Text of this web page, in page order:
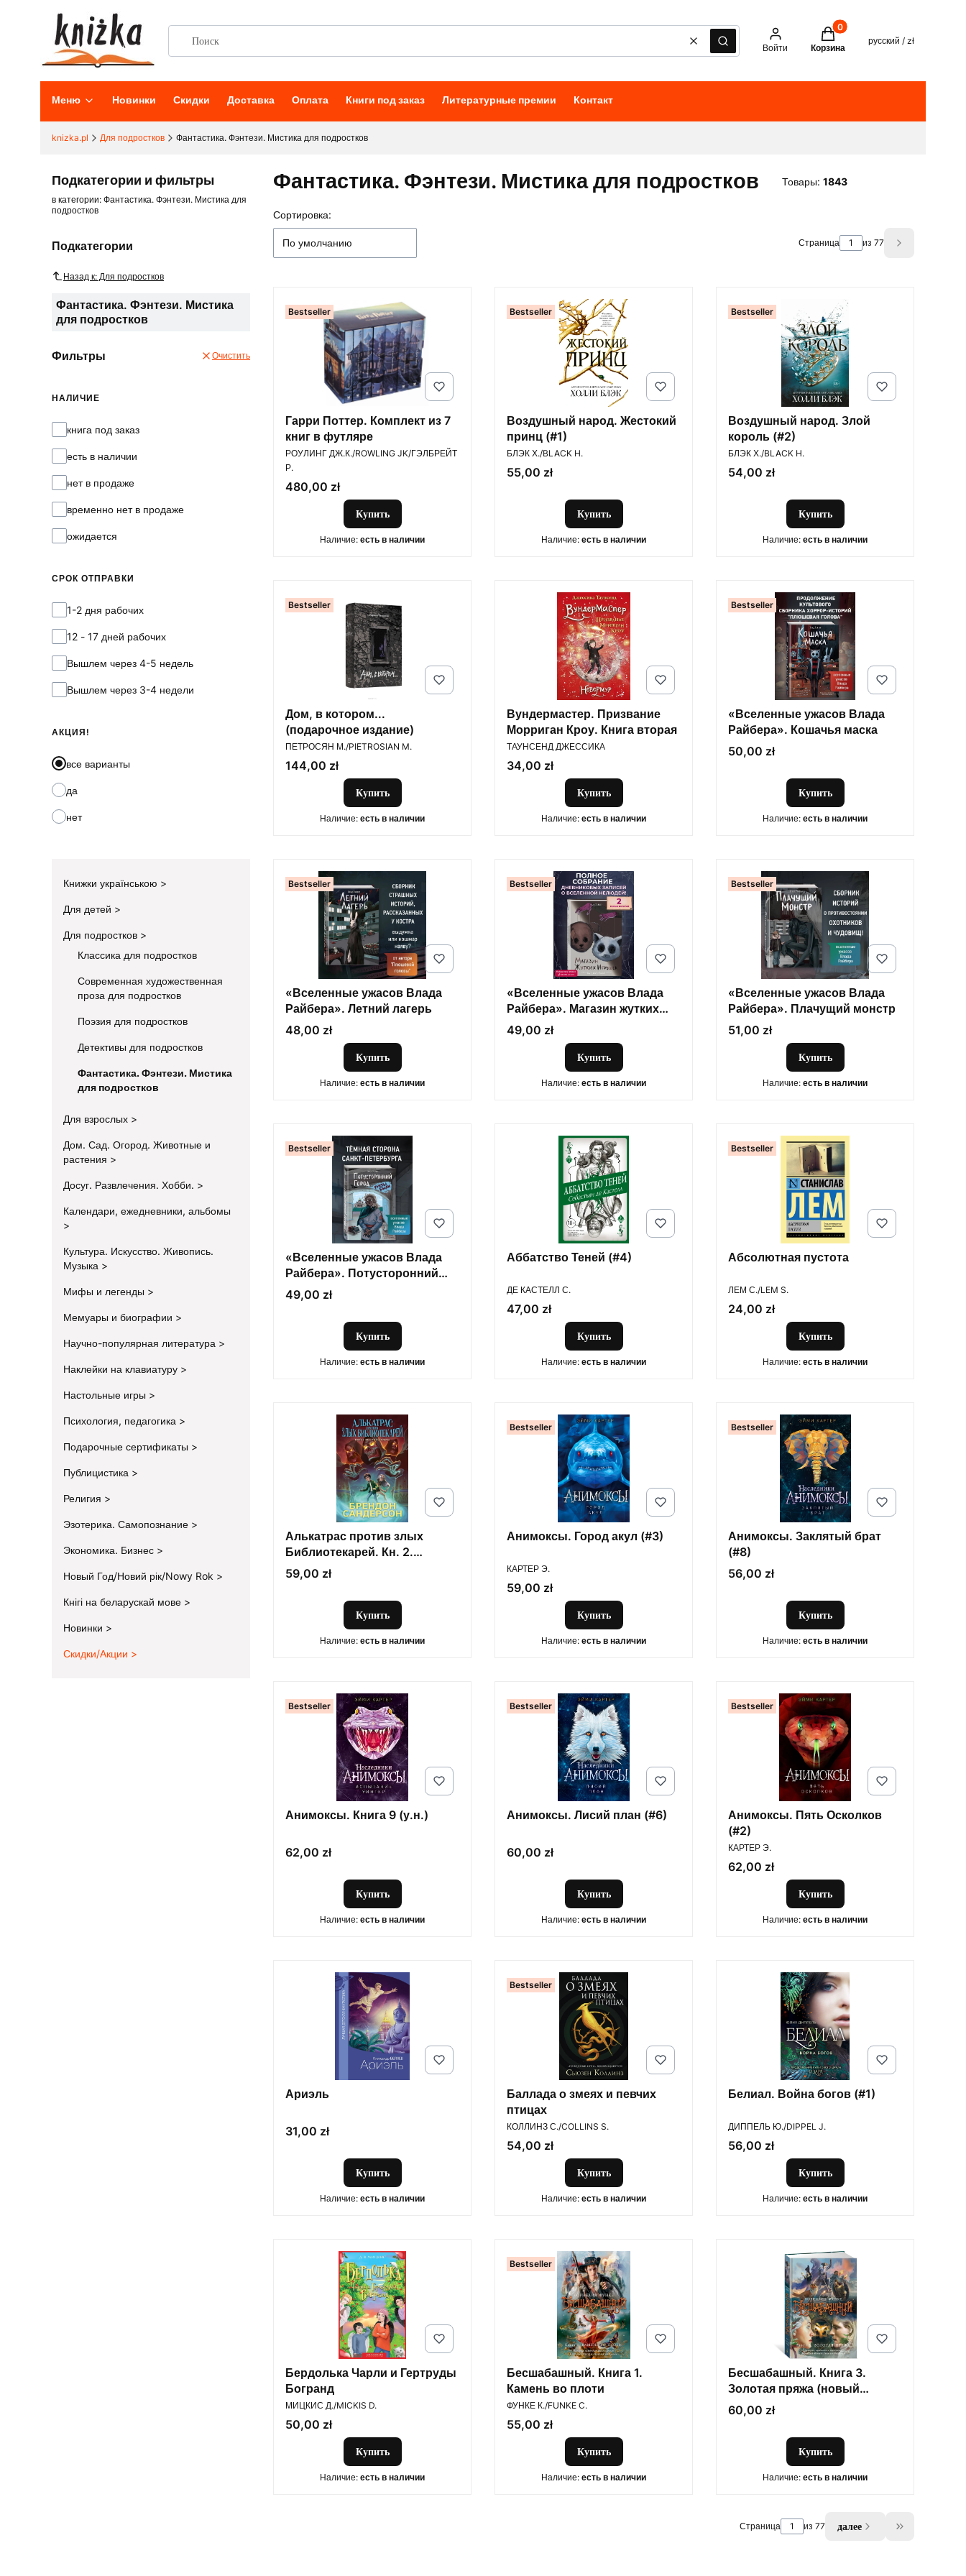
ОчиститьПоиск Войти
Товары в корзине: 0. See
Корзина
русский / zł
Меню Новинки Скидки Доставка Оплата Книги под заказ Литературные премии Контакт
knizka.pl Для подростков Фантастика. Фэнтези. Мистика для подростков
Подкатегории и фильтры
в категории: Фантастика. Фэнтези. Мистика для
подростков
Подкатегории
Назад к: Для подростков
Фантастика. Фэнтези. Мистика
для подростков
Фильтры Очистить
НАЛИЧИЕ
Наличие
книга под заказ
есть в наличии
нет в продаже
временно нет в продаже
ожидается
СРОК ОТПРАВКИ
Срок отправки
1-2 дня рабочих
12 - 17 дней рабочих
Вышлем через 4-5 недель
Вышлем через 3-4 недели
АКЦИЯ!
все варианты
да
нет
Книжки українською
Для детей
Для подростков
Классика для подростков
Современная художественная
проза для подростков
Поэзия для подростков
Детективы для подростков
Фантастика. Фэнтези. Мистика
для подростков
Для взрослых
Дом. Сад. Огород. Животные и
растения
Досуг. Развлечения. Хобби.
Календари, ежедневники, альбомы
Культура. Искусство. Живопись.
Музыка
Мифы и легенды
Мемуары и биографии
Научно-популярная литература
Наклейки на клавиатуру
Настольные игры
Психология, педагогика
Подарочные сертификаты
Публицистика
Религия
Эзотерика. Самопознание
Экономика. Бизнес
Новый Год/Новий рік/Nowy Rok
Кнігі на беларускай мове
Новинки
Скидки/Акции
Фантастика. Фэнтези. Мистика для подростков Товары: 1843
Список товаров
Сортировка:
По умолчанию Страница из 77 Next
Bestseller
Гарри Поттер. Комплект из 7
книг в футляре
ПРОИЗВОДИТЕЛЬ
РОУЛИНГ ДЖ.К./ROWLING JK/ГЭЛБРЕЙТ
Р.
Цена
480,00 zł
Купить
Наличие: есть в наличии
Bestseller
Воздушный народ. Жестокий
принц (#1)
ПРОИЗВОДИТЕЛЬ
БЛЭК Х./BLACK H.
Цена
55,00 zł
Купить
Наличие: есть в наличии
Bestseller
Воздушный народ. Злой
король (#2)
ПРОИЗВОДИТЕЛЬ
БЛЭК Х./BLACK H.
Цена
54,00 zł
Купить
Наличие: есть в наличии
Bestseller
Дом, в котором...
(подарочное издание)
ПРОИЗВОДИТЕЛЬ
ПЕТРОСЯН М./PIETROSIAN M.
Цена
144,00 zł
Купить
Наличие: есть в наличии
Вундермастер. Призвание
Морриган Кроу. Книга вторая
ПРОИЗВОДИТЕЛЬ
ТАУНСЕНД ДЖЕССИКА
Цена
34,00 zł
Купить
Наличие: есть в наличии
Bestseller
«Вселенные ужасов Влада
Райбера». Кошачья маска
Цена
50,00 zł
Купить
Наличие: есть в наличии
Bestseller
«Вселенные ужасов Влада
Райбера». Летний лагерь
Цена
48,00 zł
Купить
Наличие: есть в наличии
Bestseller
«Вселенные ужасов Влада
Райбера». Магазин жутких
игрушек
Цена
49,00 zł
Купить
Наличие: есть в наличии
Bestseller
«Вселенные ужасов Влада
Райбера». Плачущий монстр
Цена
51,00 zł
Купить
Наличие: есть в наличии
Bestseller
«Вселенные ужасов Влада
Райбера». Потусторонний
город
Цена
49,00 zł
Купить
Наличие: есть в наличии
Аббатство Теней (#4)
ПРОИЗВОДИТЕЛЬ
ДЕ КАСТЕЛЛ С.
Цена
47,00 zł
Купить
Наличие: есть в наличии
Bestseller
Абсолютная пустота
ПРОИЗВОДИТЕЛЬ
ЛЕМ С./LEM S.
Цена
24,00 zł
Купить
Наличие: есть в наличии
Алькатрас против злых
Библиотекарей. Кн. 2.
Киборги Нотариуса
Цена
59,00 zł
Купить
Наличие: есть в наличии
Bestseller
Анимоксы. Город акул (#3)
ПРОИЗВОДИТЕЛЬ
КАРТЕР Э.
Цена
59,00 zł
Купить
Наличие: есть в наличии
Bestseller
Анимоксы. Заклятый брат
(#8)
Цена
56,00 zł
Купить
Наличие: есть в наличии
Bestseller
Анимоксы. Книга 9 (у.н.)
Цена
62,00 zł
Купить
Наличие: есть в наличии
Bestseller
Анимоксы. Лисий план (#6)
Цена
60,00 zł
Купить
Наличие: есть в наличии
Bestseller
Анимоксы. Пять Осколков
(#2)
ПРОИЗВОДИТЕЛЬ
КАРТЕР Э.
Цена
62,00 zł
Купить
Наличие: есть в наличии
Ариэль
Цена
31,00 zł
Купить
Наличие: есть в наличии
Bestseller
Баллада о змеях и певчих
птицах
ПРОИЗВОДИТЕЛЬ
КОЛЛИНЗ С./COLLINS S.
Цена
54,00 zł
Купить
Наличие: есть в наличии
Белиал. Война богов (#1)
ПРОИЗВОДИТЕЛЬ
ДИППЕЛЬ Ю./DIPPEL J.
Цена
56,00 zł
Купить
Наличие: есть в наличии
Бердолька Чарли и Гертруды
Богранд
ПРОИЗВОДИТЕЛЬ
МИЦКИС Д./MICKIS D.
Цена
50,00 zł
Купить
Наличие: есть в наличии
Bestseller
Бесшабашный. Книга 1.
Камень во плоти
ПРОИЗВОДИТЕЛЬ
ФУНКЕ К./FUNKE C.
Цена
55,00 zł
Купить
Наличие: есть в наличии
Бесшабашный. Книга 3.
Золотая пряжа (новый
перевод)
Цена
60,00 zł
Купить
Наличие: есть в наличии
Страница из 77 далее Go to the